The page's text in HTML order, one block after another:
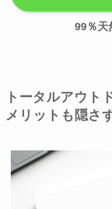
99％天
トータルアウト
メリットも隠さ